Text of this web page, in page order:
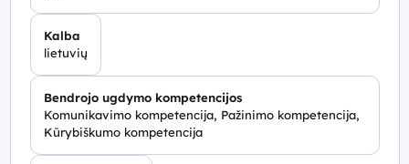
Kalba
lietuvių
Bendrojo ugdymo kompetencijos
Komunikavimo kompetencija, Pažinimo kompetencija,
Kūrybiškumo kompetencija